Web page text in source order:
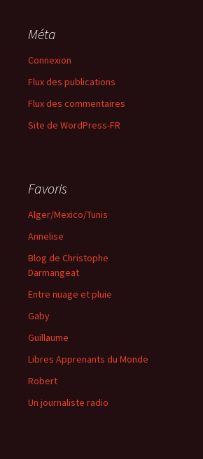
Méta
Connexion
Flux des publications
Flux des commentaires
Site de WordPress-FR
Favoris
Alger/Mexico/Tunis
Annelise
Blog de Christophe
Darmangeat
Entre nuage et pluie
Gaby
Guillaume
Libres Apprenants du Monde
Robert
Un journaliste radio